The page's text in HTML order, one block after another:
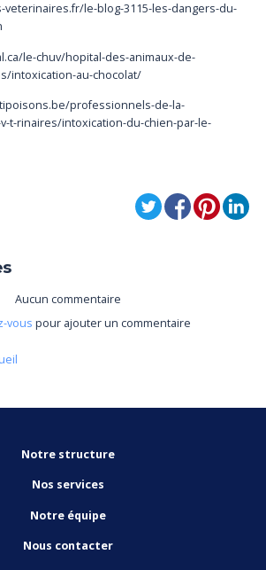
le-blog-3115-les-dangers-du-
le-chuv/hopital-des-animaux-de-
intoxication-au-chocolat/
professionnels-de-la-
t-rinaires/intoxication-du-chien-par-le-
Aucun commentaire
vous pour ajouter un commentaire
Notre structure
Nos services
Notre équipe
Nous contacter